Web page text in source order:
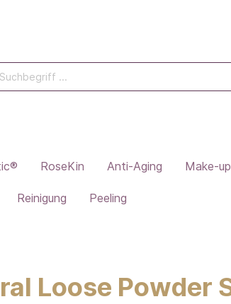
RoseKin Anti-Aging Make-up
Reinigung Peeling
Loose Powder